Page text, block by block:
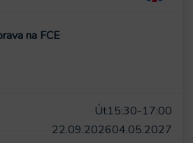
na FCE
Út15:30-17:00
22.09.202604.05.2027